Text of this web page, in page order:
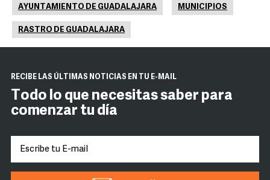
AYUNTAMIENTO DE GUADALAJARA MUNICIPIOS
RASTRO DE GUADALAJARA
RECIBE LAS ÚLTIMAS NOTICIAS EN TU E-MAIL
Todo lo que necesitas saber para
comenzar tu día